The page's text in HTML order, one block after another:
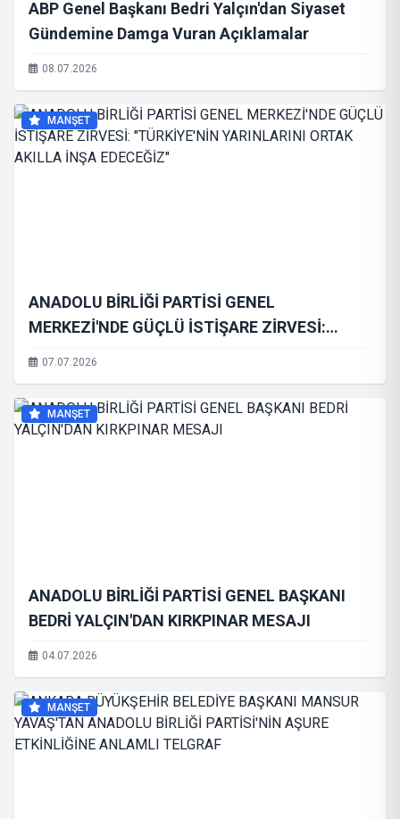
ABP Genel Başkanı Bedri Yalçın'dan Siyaset
Gündemine Damga Vuran Açıklamalar
08.07.2026
MANŞET
ANADOLU BİRLİĞİ PARTİSİ GENEL
MERKEZİ'NDE GÜÇLÜ İSTİŞARE ZİRVESİ:
"TÜRKİYE'NİN YARINLARINI ORTAK AKILLA
07.07.2026
MANŞET
ANADOLU BİRLİĞİ PARTİSİ GENEL BAŞKANI
BEDRİ YALÇIN'DAN KIRKPINAR MESAJI
04.07.2026
MANŞET